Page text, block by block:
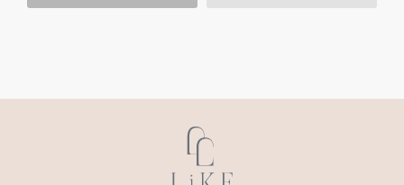
個人的資料，其範圍如下：
您所提供的姓名、電子郵件地址、聯絡方式及使用時間等。
於一般瀏覽時，伺服器會自行記錄相關行徑，包括您使用連線
設備的 IP 位址、使用時間、使用的瀏覽器、瀏覽及點選資料記